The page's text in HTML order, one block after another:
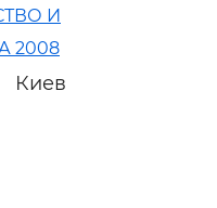
И
2008
Киев